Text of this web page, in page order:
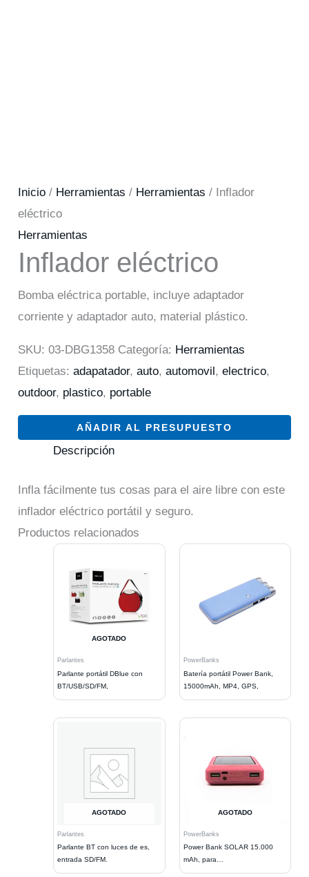
Inicio / Herramientas / Herramientas / Inflador
eléctrico
Herramientas
Inflador eléctrico
Bomba eléctrica portable, incluye adaptador
corriente y adaptador auto, material plástico.
SKU:03-DBG1358 Categoría: Herramientas
Etiquetas:adapatador,auto,automovil ,electrico,
outdoor, plastico, portable
AÑADIR AL PRESUPUESTO
Descripción
Infla fácilmente tus cosas para el aire libre con este
inflador eléctrico portátil y seguro.
Productos relacionados
AGOTADO
Parlantes
Parlante portátil DBlue con
BT/USB/SD/FM,
PowerBanks
Batería portátil Power Bank,
15000mAh, MP4, GPS,
AGOTADO
Parlantes
Parlante BT con luces de es,
entrada SD/FM.
AGOTADO
PowerBanks
Power Bank SOLAR 15.000
mAh, para
Celulares/MP4/GPS/2 USB,